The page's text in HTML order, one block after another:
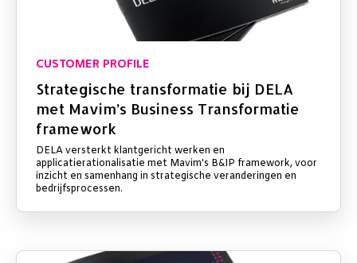
CUSTOMER PROFILE
Strategische transformatie bij DELA
met Mavim’s Business Transformatie
framework
DELA versterkt klantgericht werken en
applicatierationalisatie met Mavim's B&IP framework, voor
inzicht en samenhang in strategische veranderingen en
bedrijfsprocessen.